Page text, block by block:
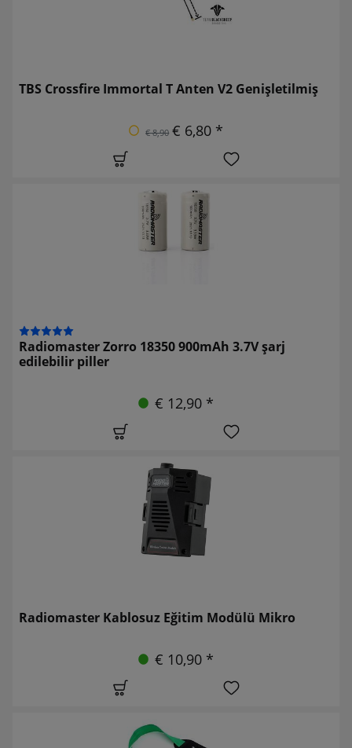
TBS Crossfire Immortal T Anten V2 Genişletilmiş
€ 8,90 € 6,80 *
Radiomaster Zorro 18350 900mAh 3.7V şarj
edilebilir piller
€ 12,90 *
Radiomaster Kablosuz Eğitim Modülü Mikro
€ 10,90 *